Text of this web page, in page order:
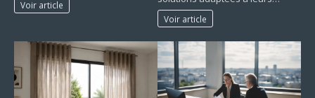
Voir article
Voir article